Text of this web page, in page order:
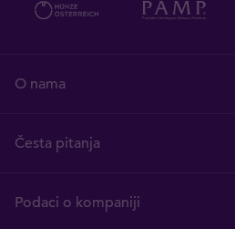
O nama
Česta pitanja
Podaci o kompaniji